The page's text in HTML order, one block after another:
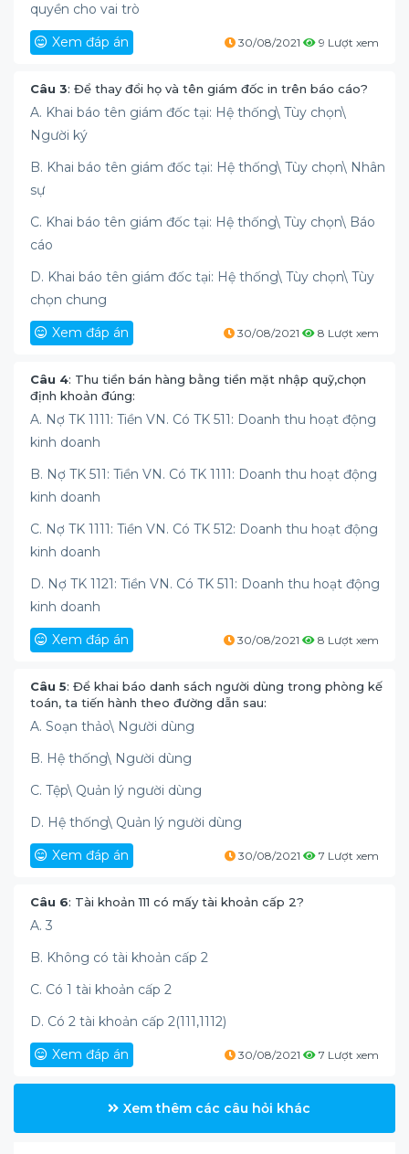
quyền cho vai trò
Xem đáp án
30/08/2021 9 Lượt xem
Câu 3: Để thay đổi họ và tên giám đốc in trên báo cáo?
A. Khai báo tên giám đốc tại: Hệ thống\ Tùy chọn\
Người ký
B. Khai báo tên giám đốc tại: Hệ thống\ Tùy chọn\ Nhân
sự
C. Khai báo tên giám đốc tại: Hệ thống\ Tùy chọn\ Báo
cáo
D. Khai báo tên giám đốc tại: Hệ thống\ Tùy chọn\ Tùy
chọn chung
Xem đáp án
30/08/2021 8 Lượt xem
Câu 4: Thu tiền bán hàng bằng tiền mặt nhập quỹ,chọn
định khoản đúng:
A. Nợ TK 1111: Tiền VN. Có TK 511: Doanh thu hoạt động
kinh doanh
B. Nợ TK 511: Tiền VN. Có TK 1111: Doanh thu hoạt động
kinh doanh
C. Nợ TK 1111: Tiền VN. Có TK 512: Doanh thu hoạt động
kinh doanh
D. Nợ TK 1121: Tiền VN. Có TK 511: Doanh thu hoạt động
kinh doanh
Xem đáp án
30/08/2021 8 Lượt xem
Câu 5: Để khai báo danh sách người dùng trong phòng kế
toán, ta tiến hành theo đường dẫn sau:
A. Soạn thảo\ Người dùng
B. Hệ thống\ Người dùng
C. Tệp\ Quản lý người dùng
D. Hệ thống\ Quản lý người dùng
Xem đáp án
30/08/2021 7 Lượt xem
Câu 6: Tài khoản 111 có mấy tài khoản cấp 2?
A. 3
B. Không có tài khoản cấp 2
C. Có 1 tài khoản cấp 2
D. Có 2 tài khoản cấp 2(111,1112)
Xem đáp án
30/08/2021 7 Lượt xem
Xem thêm các câu hỏi khác